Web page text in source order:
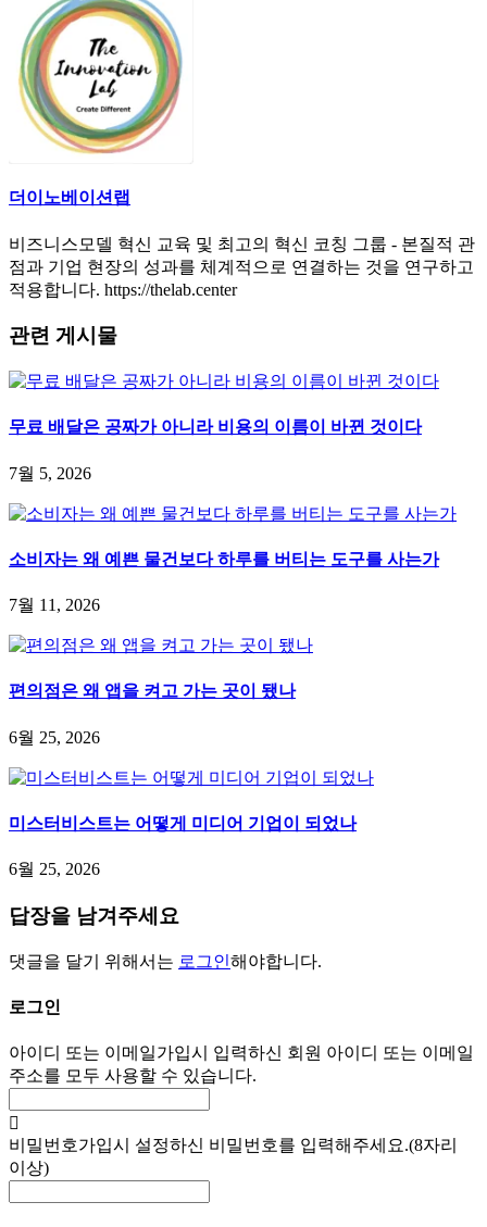
더이노베이션랩
비즈니스모델 혁신 교육 및 최고의 혁신 코칭 그룹 - 본질적 관
점과 기업 현장의 성과를 체계적으로 연결하는 것을 연구하고
적용합니다. https://thelab.center
관련 게시물
무료 배달은 공짜가 아니라 비용의 이름이 바뀐 것이다
7월 5, 2026
소비자는 왜 예쁜 물건보다 하루를 버티는 도구를 사는가
7월 11, 2026
편의점은 왜 앱을 켜고 가는 곳이 됐나
6월 25, 2026
미스터비스트는 어떻게 미디어 기업이 되었나
6월 25, 2026
답장을 남겨주세요
댓글을 달기 위해서는 로그인해야합니다.
로그인
아이디 또는 이메일가입시 입력하신 회원 아이디 또는 이메일
주소를 모두 사용할 수 있습니다.
비밀번호가입시 설정하신 비밀번호를 입력해주세요.(8자리
이상)